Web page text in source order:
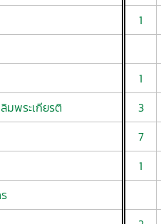
1
1
มพระเกียรติ
3
7
1